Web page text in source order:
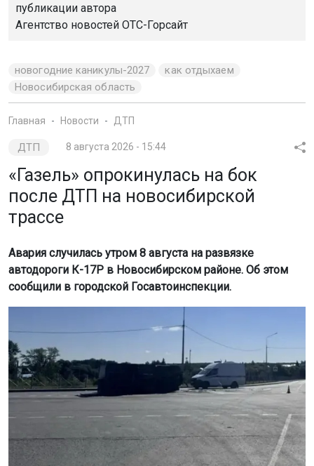
публикации автора
Агентство новостей ОТС-Горсайт
новогодние каникулы-2027
как отдыхаем
Новосибирская область
Главная Новости ДТП
ДТП 8 августа 2026 - 15:44
«Газель» опрокинулась на бок
после ДТП на новосибирской
трассе
Авария случилась утром 8 августа на развязке
автодороги К-17Р в Новосибирском районе. Об этом
сообщили в городской Госавтоинспекции.